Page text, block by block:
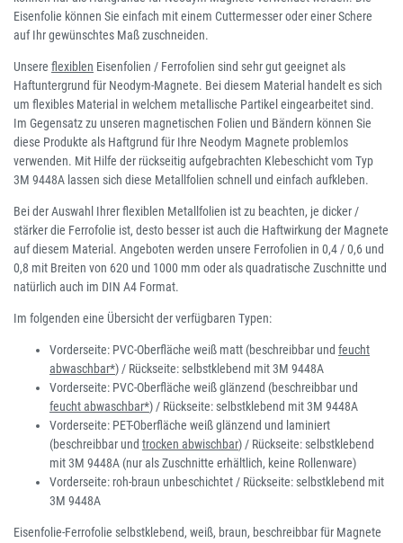
Eisenfolie können Sie einfach mit einem Cuttermesser oder einer Schere
auf Ihr gewünschtes Maß zuschneiden.
Unsere flexiblen Eisenfolien / Ferrofolien sind sehr gut geeignet als
Haftuntergrund für Neodym-Magnete. Bei diesem Material handelt es sich
um flexibles Material in welchem metallische Partikel eingearbeitet sind.
Im Gegensatz zu unseren magnetischen Folien und Bändern können Sie
diese Produkte als Haftgrund für Ihre Neodym Magnete problemlos
verwenden. Mit Hilfe der rückseitig aufgebrachten Klebeschicht vom Typ
3M 9448A lassen sich diese Metallfolien schnell und einfach aufkleben.
Bei der Auswahl Ihrer flexiblen Metallfolien ist zu beachten, je dicker /
stärker die Ferrofolie ist, desto besser ist auch die Haftwirkung der Magnete
auf diesem Material. Angeboten werden unsere Ferrofolien in 0,4 / 0,6 und
0,8 mit Breiten von 620 und 1000 mm oder als quadratische Zuschnitte und
natürlich auch im DIN A4 Format.
Im folgenden eine Übersicht der verfügbaren Typen:
Vorderseite: PVC-Oberfläche weiß matt (beschreibbar und feucht
abwaschbar*) / Rückseite: selbstklebend mit 3M 9448A
Vorderseite: PVC-Oberfläche weiß glänzend (beschreibbar und
feucht abwaschbar*) / Rückseite: selbstklebend mit 3M 9448A
Vorderseite: PET-Oberfläche weiß glänzend und laminiert
(beschreibbar und trocken abwischbar) / Rückseite: selbstklebend
mit 3M 9448A (nur als Zuschnitte erhältlich, keine Rollenware)
Vorderseite: roh-braun unbeschichtet / Rückseite: selbstklebend mit
3M 9448A
Eisenfolie-Ferrofolie selbstklebend, weiß, braun, beschreibbar für Magnete